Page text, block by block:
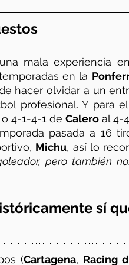
mala experiencia
en la
hacer olvidar a un
profesional. Y para
4-1-4-1 de Calero
pasada a 16
Michu, así lo
pero también
sí
(Cartagena, Racing